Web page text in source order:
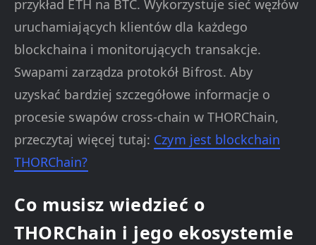
przykład ETH na BTC. Wykorzystuje sieć węzłów
uruchamiających klientów dla każdego
blockchaina i monitorujących transakcje.
Swapami zarządza protokół Bifrost. Aby
uzyskać bardziej szczegółowe informacje o
procesie swapów cross-chain w THORChain,
przeczytaj więcej tutaj: Czym jest blockchain
THORChain?
Co musisz wiedzieć o
THORChain i jego ekosystemie